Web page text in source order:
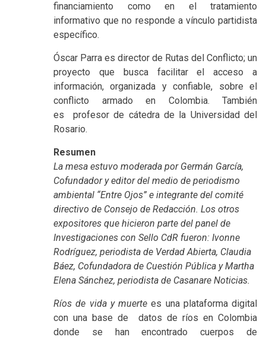
financiamiento como en el tratamiento
informativo que no responde a vínculo partidista
específico.
Óscar Parra es director de Rutas del Conflicto; un
proyecto que busca facilitar el acceso a
información, organizada y confiable, sobre el
conflicto armado en Colombia. También
es profesor de cátedra de la Universidad del
Rosario.
Resumen
La mesa estuvo moderada por Germán García,
Cofundador y editor del medio de periodismo
ambiental “Entre Ojos” e integrante del comité
directivo de Consejo de Redacción. Los otros
expositores que hicieron parte del panel de
Investigaciones con Sello CdR fueron: Ivonne
Rodríguez, periodista de Verdad Abierta, Claudia
Báez, Cofundadora de Cuestión Pública y Martha
Elena Sánchez, periodista de Casanare Noticias.
Ríos de vida y muerte es una plataforma digital
con una base de
datos de ríos en Colombia
donde se han encontrado cuerpos de